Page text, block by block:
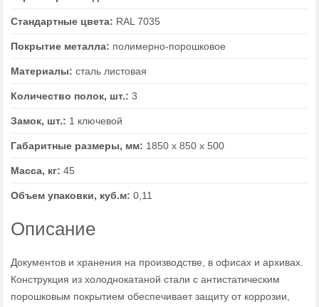
Стандартные цвета: RAL 7035
Покрытие металла: полимерно-порошковое
Материалы: сталь листовая
Количество полок, шт.: 3
Замок, шт.: 1 ключевой
Габаритные размеры, мм: 1850 х 850 х 500
Масса, кг: 45
Объем упаковки, куб.м: 0,11
Описание
Документов и хранения на производстве, в офисах и архивах.
Конструкция из холоднокатаной стали с антистатическим
порошковым покрытием обеспечивает защиту от коррозии,